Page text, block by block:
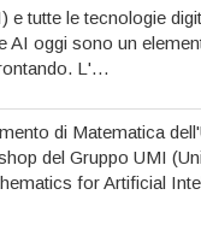
e tutte le tecnologie
AI oggi sono un
L'…
di Matematica
del Gruppo UMI
for Artificial